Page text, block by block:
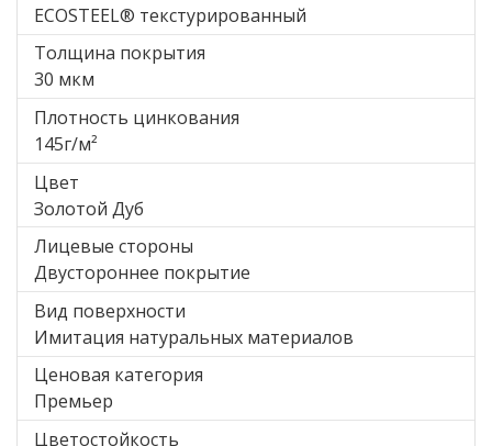
ECOSTEEL® текстурированный
Толщина покрытия
30 мкм
Плотность цинкования
145г/м²
Цвет
Золотой Дуб
Лицевые стороны
Двустороннее покрытие
Вид поверхности
Имитация натуральных материалов
Ценовая категория
Премьер
Цветостойкость